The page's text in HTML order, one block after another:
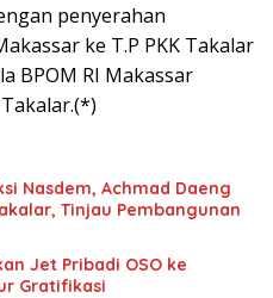
penyerahan
ke T.P PKK Takalar
BPOM RI Makassar
Nasdem, Achmad Daeng
Tinjau Pembangunan
Jet Pribadi OSO ke
Gratifikasi